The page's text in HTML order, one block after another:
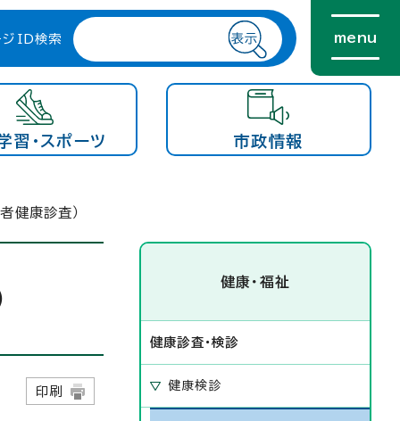
ジID検索 menu
習・スポーツ 市政情報
健康診査）
印刷
健康・福祉
健康診査・検診
健康検診